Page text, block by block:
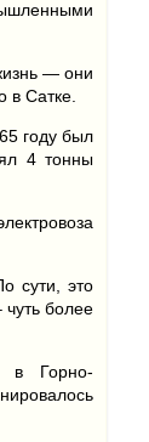
— они
в Сатке.
году был
4 тонны
сути, это
более
в Горно-